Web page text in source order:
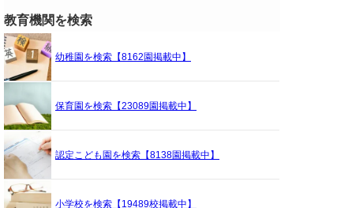
教育機関を検索
幼稚園を検索【8162園掲載中】
保育園を検索【23089園掲載中】
認定こども園を検索【8138園掲載中】
小学校を検索【19489校掲載中】